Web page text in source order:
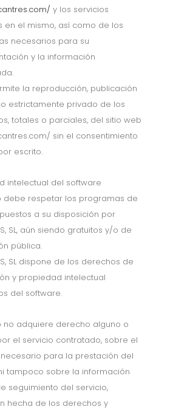
y los servicios
en el mismo, así como de los
necesarios para su
y la información
la reproducción, publicación
estrictamente privado de los
totales o parciales, del sitio web
sin el consentimiento
escrito.
intelectual del software
debe respetar los programas de
a su disposición por
SL, aún siendo gratuitos y/o de
pública.
SL dispone de los derechos de
y propiedad intelectual
del software.
no adquiere derecho alguno o
el servicio contratado, sobre el
para la prestación del
tampoco sobre la información
seguimiento del servicio,
hecha de los derechos y